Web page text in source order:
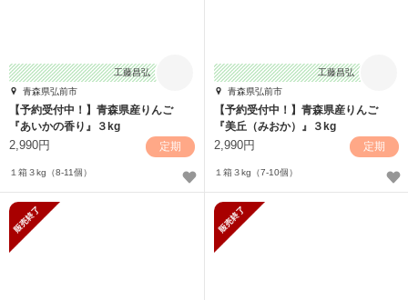
工藤昌弘
青森県弘前市
【予約受付中！】青森県産りんご
『あいかの香り』３kg
2,990円 定期
１箱３kg（8-11個）
工藤昌弘
青森県弘前市
【予約受付中！】青森県産りんご
『美丘（みおか）』３kg
2,990円 定期
１箱３kg（7-10個）